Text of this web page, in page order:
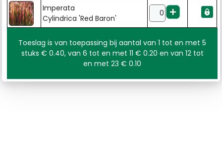
Imperata
Cylindrica 'Red Baron'
Toeslag is van toepassing bij aantal van 1 tot en met 5
stuks € 0.40, van 6 tot en met 11 € 0.20 en van 12 tot
en met 23 € 0.10